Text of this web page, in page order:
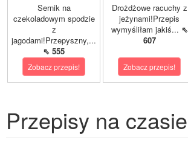
Sernik na
czekoladowym spodzie
z
jagodami!Przepyszny,...
⇖ 555
Zobacz przepis!
Drożdżowe racuchy z
jeżynami!Przepis
wymyśliłam jakiś... ⇖
607
Zobacz przepis!
Przepisy na czasie